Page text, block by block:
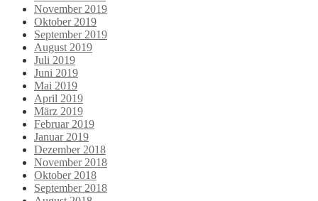
November 2019
Oktober 2019
September 2019
August 2019
Juli 2019
Juni 2019
Mai 2019
April 2019
März 2019
Februar 2019
Januar 2019
Dezember 2018
November 2018
Oktober 2018
September 2018